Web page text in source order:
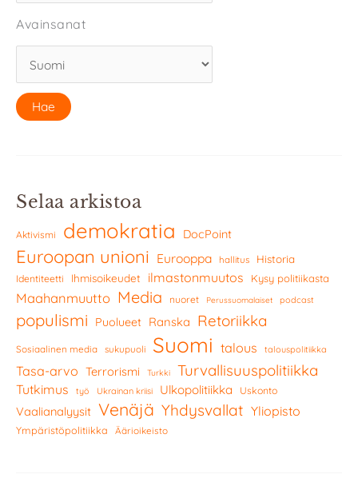
Avainsanat
Selaa arkistoa
Aktivismi demokratia DocPoint
Euroopan unioni Eurooppa hallitus Historia
Identiteetti Ihmisoikeudet ilmastonmuutos Kysy politiikasta
Maahanmuutto Media nuoret Perussuomalaiset podcast
populismi Puolueet Ranska Retoriikka
Sosiaalinen media sukupuoli Suomi talous talouspolitiikka
Tasa-arvo Terrorismi Turkki Turvallisuuspolitiikka
Tutkimus työ Ukrainan kriisi Ulkopolitiikka Uskonto
Vaalianalyysit Venäjä Yhdysvallat Yliopisto
Ympäristöpolitiikka Äärioikeisto